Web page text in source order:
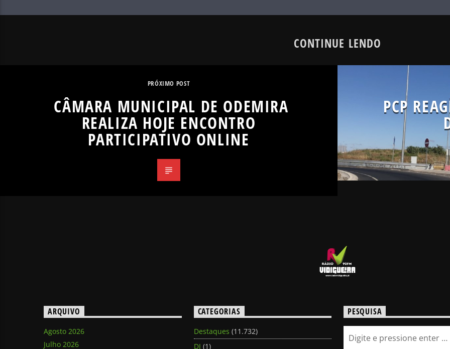
CONTINUE LENDO
PRÓXIMO POST
CÂMARA MUNICIPAL DE ODEMIRA
REALIZA HOJE ENCONTRO
PARTICIPATIVO ONLINE
PCP
ARQUIVO
Agosto 2026
Julho 2026
CATEGORIAS
Destaques (11.732)
DJ (1)
PESQUISA